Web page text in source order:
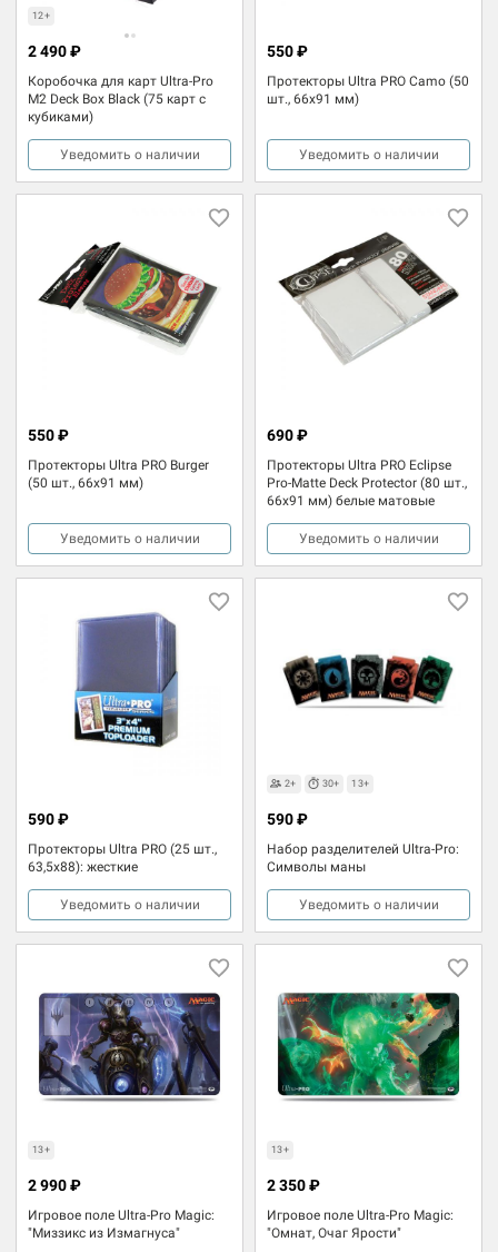
12+
Коробочка для карт Ultra-Pro
M2 Deck Box Black (75 карт с
кубиками)
2 490 ₽
Уведомить о наличии
Протекторы Ultra PRO Camo (50
шт., 66х91 мм)
550 ₽
Уведомить о наличии
Протекторы Ultra PRO Burger
(50 шт., 66х91 мм)
550 ₽
Уведомить о наличии
Протекторы Ultra PRO Eclipse
Pro-Matte Deck Protector (80 шт.,
66х91 мм) белые матовые
690 ₽
Уведомить о наличии
Протекторы Ultra PRO (25 шт.,
63,5х88): жесткие
590 ₽
Уведомить о наличии
2+ 30+ 13+
Набор разделителей Ultra-Pro:
Символы маны
590 ₽
Уведомить о наличии
13+
Игровое поле Ultra-Pro Magic:
"Миззикс из Измагнуса"
2 990 ₽
13+
Игровое поле Ultra-Pro Magic:
"Омнат, Очаг Ярости"
2 350 ₽